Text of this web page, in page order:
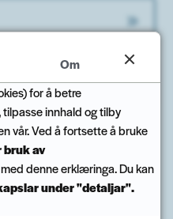
leita etter?
Om
for å betre
innhald og tilby
vår. Ved å fortsette å bruke
bruk av
denne erklæringa. Du kan
under "detaljar".